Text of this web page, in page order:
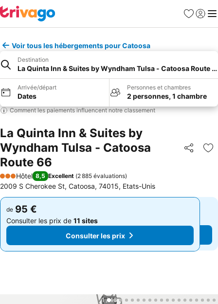
Favoris
Se
Voir tous les hébergements pour Catoosa
Destination
La Quinta Inn & Suites by Wyndham Tulsa - Catoosa Route
Arrivée/départ
Dates
Personnes et chambres
2 personnes, 1 chambre
Comment les paiements influencent notre classement
La Quinta Inn & Suites by
Wyndham Tulsa - Catoosa
Route 66
Partager
3 Étoiles
Hôtel 8,5 Excellent (2 885 évaluations)
2009 S Cherokee St, Catoosa, 74015, Etats-Unis
de 95 €
Consulter les prix de 11 sites
Consulter les prix
de 95 €
Consulter les prix de 11 sites
Consulter les prix
1 / 46